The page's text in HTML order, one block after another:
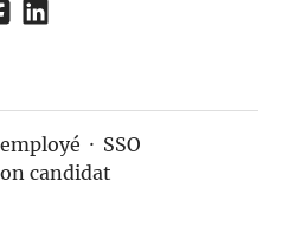
· SSO
candidat